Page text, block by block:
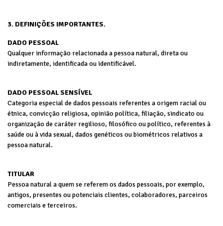
3. DEFINIÇÕES IMPORTANTES.
DADO PESSOAL
Qualquer informação relacionada a pessoa natural, direta ou
indiretamente, identificada ou identificável.
DADO PESSOAL SENSÍVEL
Categoria especial de dados pessoais referentes a origem racial ou
étnica, convicção religiosa, opinião política, filiação, sindicato ou
organização de caráter regilioso, filosófico ou político, referentes à
saúde ou à vida sexual, dados genéticos ou biométricos relativos a
pessoa natural.
TITULAR
Pessoa natural a quem se referem os dados pessoais, por exemplo,
antigos, presentes ou potenciais clientes, colaboradores, parceiros
comerciais e terceiros.